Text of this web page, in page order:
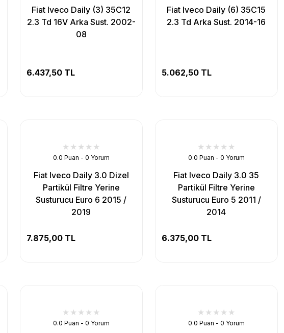
Fiat Iveco Daily (3) 35C12
2.3 Td 16V Arka Sust. 2002-
08
6.437,50 TL
Fiat Iveco Daily (6) 35C15
2.3 Td Arka Sust. 2014-16
5.062,50 TL
0.0 Puan - 0 Yorum
Fiat Iveco Daily 3.0 Dizel
Partikül Filtre Yerine
Susturucu Euro 6 2015 /
2019
7.875,00 TL
0.0 Puan - 0 Yorum
Fiat Iveco Daily 3.0 35
Partikül Filtre Yerine
Susturucu Euro 5 2011 /
2014
6.375,00 TL
0.0 Puan - 0 Yorum 0.0 Puan - 0 Yorum